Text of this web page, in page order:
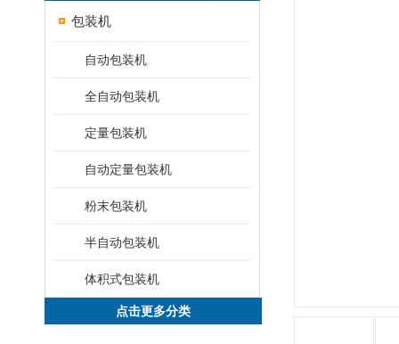
包装机
自动包装机
全自动包装机
定量包装机
自动定量包装机
粉末包装机
半自动包装机
体积式包装机
点击更多分类